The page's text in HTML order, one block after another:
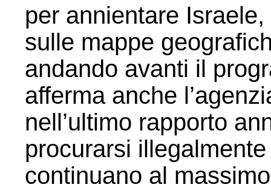
per annientare
sulle mappe
andando avanti il
afferma anche
nell’ultimo rapporto
procurarsi
continuano al